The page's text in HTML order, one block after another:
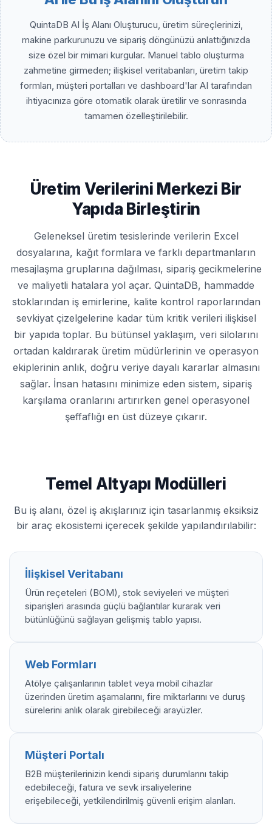
QuintaDB AI İş Alanı Oluşturucu, üretim süreçlerinizi,
makine parkurunuzu ve sipariş döngünüzü anlattığınızda
size özel bir mimari kurgular. Manuel tablo oluşturma
zahmetine girmeden; ilişkisel veritabanları, üretim takip
formları, müşteri portalları ve dashboard'lar AI tarafından
ihtiyacınıza göre otomatik olarak üretilir ve sonrasında
tamamen özelleştirilebilir.
Üretim Verilerini Merkezi Bir
Yapıda Birleştirin
Geleneksel üretim tesislerinde verilerin Excel
dosyalarına, kağıt formlara ve farklı departmanların
mesajlaşma gruplarına dağılması, sipariş gecikmelerine
ve maliyetli hatalara yol açar. QuintaDB, hammadde
stoklarından iş emirlerine, kalite kontrol raporlarından
sevkiyat çizelgelerine kadar tüm kritik verileri ilişkisel
bir yapıda toplar. Bu bütünsel yaklaşım, veri silolarını
ortadan kaldırarak üretim müdürlerinin ve operasyon
ekiplerinin anlık, doğru veriye dayalı kararlar almasını
sağlar. İnsan hatasını minimize eden sistem, sipariş
karşılama oranlarını artırırken genel operasyonel
şeffaflığı en üst düzeye çıkarır.
Temel Altyapı Modülleri
Bu iş alanı, özel iş akışlarınız için tasarlanmış eksiksiz
bir araç ekosistemi içerecek şekilde yapılandırılabilir:
İlişkisel Veritabanı
Ürün reçeteleri (BOM), stok seviyeleri ve müşteri
siparişleri arasında güçlü bağlantılar kurarak veri
bütünlüğünü sağlayan gelişmiş tablo yapısı.
Web Formları
Atölye çalışanlarının tablet veya mobil cihazlar
üzerinden üretim aşamalarını, fire miktarlarını ve duruş
sürelerini anlık olarak girebileceği arayüzler.
Müşteri Portalı
B2B müşterilerinizin kendi sipariş durumlarını takip
edebileceği, fatura ve sevk irsaliyelerine
erişebileceği, yetkilendirilmiş güvenli erişim alanları.